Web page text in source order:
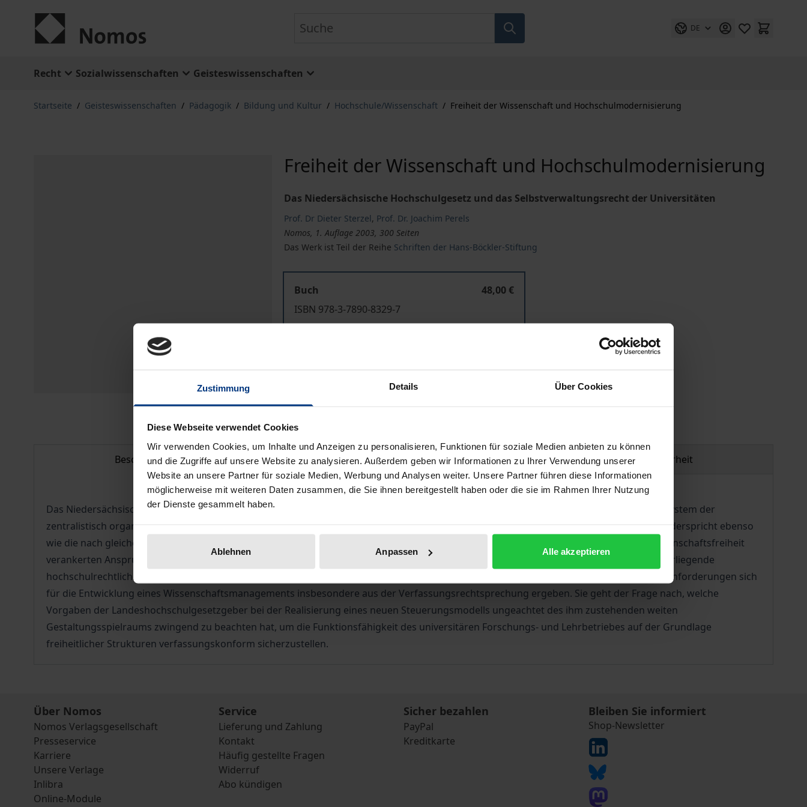
Zustimmung Details Über Cookies
Diese Webseite verwendet Cookies
Wir verwenden Cookies, um Inhalte und Anzeigen zu personalisieren, Funktionen für soziale Medien anbieten zu können
und die Zugriffe auf unsere Website zu analysieren. Außerdem geben wir Informationen zu Ihrer Verwendung unserer
Website an unsere Partner für soziale Medien, Werbung und Analysen weiter. Unsere Partner führen diese Informationen
möglicherweise mit weiteren Daten zusammen, die Sie ihnen bereitgestellt haben oder die sie im Rahmen Ihrer Nutzung
der Dienste gesammelt haben.
Ablehnen Anpassen Alle akzeptieren
DE
Recht Sozialwissenschaften Geisteswissenschaften
Startseite / Geisteswissenschaften / Pädagogik / Bildung und Kultur / Hochschule/Wissenschaft / Freiheit der Wissenschaft und Hochschulmodernisierung
Freiheit der Wissenschaft und Hochschulmodernisierung
Das Niedersächsische Hochschulgesetz und das Selbstverwaltungsrecht der Universitäten
Prof. Dr Dieter Sterzel, Prof. Dr. Joachim Perels
Nomos, 1. Auflage 2003, 300 Seiten
Das Werk ist Teil der Reihe Schriften der Hans-Böckler-Stiftung
Buch
48,00 €
ISBN 978-3-7890-8329-7
Beschreibung Bibliografische Angaben Produktsicherheit
Das Niedersächsische Hochschulgesetz 2002 bricht mit dem überkommenen Modell der Hochschulselbstverwaltung. Das neue Betriebssystem der
zentralistisch organisierten Präsidialuniversität ersetzt weitgehend die wissenschaftsadäquate akademische Kollegialverwaltung. Dies widerspricht ebenso
wie die nach gleichen Prinzipien organisierte öffentlich-rechtliche Stiftungsuniversität in zentralen Punkten dem im Grundrecht der Wissenschaftsfreiheit
verankerten Anspruch der Wissenschaftler auf Selbstbestimmung über die für sie relevanten wissenschaftlichen Angelegenheiten. Die vorliegende
hochschulrechtliche Analyse untersucht mit Blick auf die überfällige Modernisierung der Hochschulen, welche organisationsrechtlichen Anforderungen sich
für die Entwicklung eines Wissenschaftsmanagements insbesondere aus der Verfassungsrechtsprechung ergeben. Sie geht der Frage nach, welche
Vorgaben der Landeshochschulgesetzgeber bei der Realisierung eines neuen Steuerungsmodells ungeachtet des ihm zustehenden weiten
Gestaltungsspielraums zwingend zu beachten hat, um die Funktionsfähigkeit des universitären Forschungs- und Lehrbetriebes auf der Grundlage
freiheitlicher Strukturen verfassungskonform sicherzustellen.
Über Nomos
Nomos Verlagsgesellschaft
Presseservice
Karriere
Unsere Verlage
Inlibra
Online-Module
Service
Lieferung und Zahlung
Kontakt
Häufig gestellte Fragen
Widerruf
Abo kündigen
Sicher bezahlen
PayPal
Kreditkarte
Bleiben Sie informiert
Shop-Newsletter